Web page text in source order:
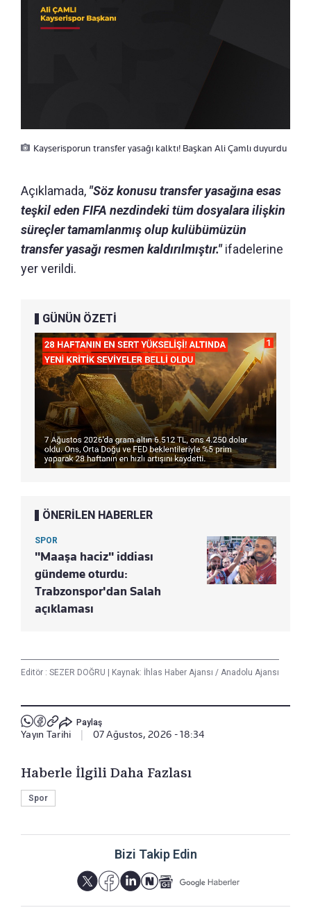
Kayserisporun transfer yasağı kalktı! Başkan Ali Çamlı duyurdu
Açıklamada, "Söz konusu transfer yasağına esas
teşkil eden FIFA nezdindeki tüm dosyalara ilişkin
süreçler tamamlanmış olup kulübümüzün
transfer yasağı resmen kaldırılmıştır."ifadelerine
yer verildi.
GÜNÜN ÖZETİ
ÖNERİLEN HABERLER
SPOR
"Maaşa haciz" iddiası
gündeme oturdu:
Trabzonspor'dan Salah
açıklaması
Editör : SEZER DOĞRU Kaynak: İhlas Haber Ajansı / Anadolu Ajansı
Paylaş
Yayın Tarihi 07 Ağustos, 2026 - 18:34
Haberle İlgili Daha Fazlası
Spor
Bizi Takip Edin